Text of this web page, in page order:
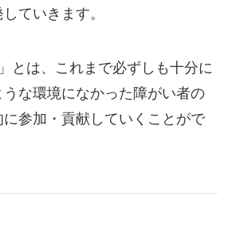
ていきます。
とは、これまで必ずしも十分に
な環境になかった障がい者の
参加・貢献していくことがで